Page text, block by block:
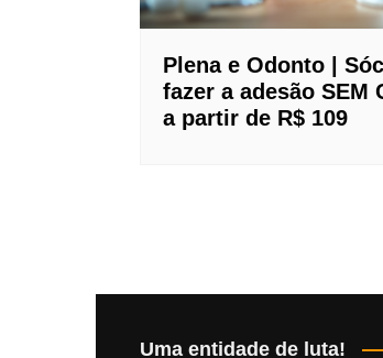
Plena e Odonto |
fazer a adesão SEM
a partir de R$ 109
Uma entidade de luta!